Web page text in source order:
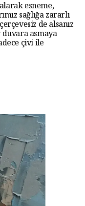
esneme,
sağlığa zararlı
de alsanız
asmaya
çivi ile